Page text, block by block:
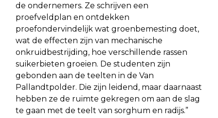
de ondernemers. Ze schrijven een
proefveldplan en ontdekken
proefondervindelijk wat groenbemesting doet,
wat de effecten zijn van mechanische
onkruidbestrijding, hoe verschillende rassen
suikerbieten groeien. De studenten zijn
gebonden aan de teelten in de Van
Pallandtpolder. Die zijn leidend, maar daarnaast
hebben ze de ruimte gekregen om aan de slag
te gaan met de teelt van sorghum en radijs.”